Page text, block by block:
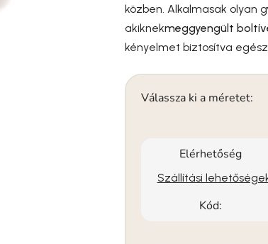
közben. Alkalmasak olyan
akiknekmeggyengült
kényelmet biztosítva egész
Válassza ki a méretet:
Elérhetőség
Szállítási
Kód: